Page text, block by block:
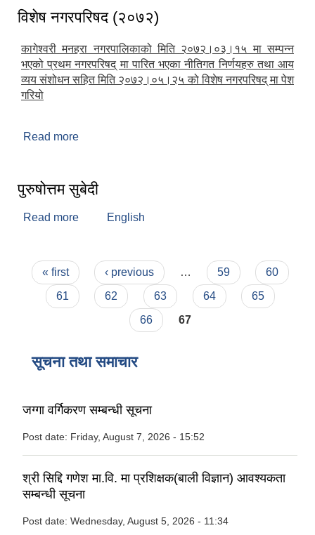
विशेष नगरपरिषद (२०७२)
कागेश्वरी मनहरा नगरपालिकाको मिति २०७२।०३।१५ मा सम्पन्न
भएको प्रथम नगरपरिषद् मा पारित भएका नीतिगत निर्णयहरु तथा आय
व्यय संशोधन सहित मिति २०७२।०५।२५ को विशेष नगरपरिषद् मा पेश
गरियो
Read more
पुरुषोत्तम सुबेदी
Read more about पुरुषोत्तम सुबेदी
English
Pages
« first ‹ previous … 59
60
61
62 63 64
65
66
67
सूचना तथा समाचार
जग्गा वर्गिकरण सम्बन्धी सूचना
Post date: Friday, August 7, 2026 - 15:52
श्री सिद्दि गणेश मा.वि. मा प्रशिक्षक(बाली विज्ञान) आवश्यकता
सम्बन्धी सूचना
Post date: Wednesday, August 5, 2026 - 11:34